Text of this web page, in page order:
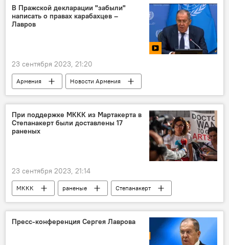
МИД
В Пражской декларации "забыли"
написать о правах карабахцев –
Лавров
23 сентября 2023, 21:20
Армения
Новости Армения
Политика
декларация
права
Видео
При поддержке МККК из Мартакерта в
Степанакерт были доставлены 17
раненых
23 сентября 2023, 21:14
МККК раненые Степанакерт
Пресс-конференция Сергея Лаврова